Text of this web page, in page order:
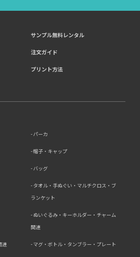
サンプル無料レンタル
注文ガイド
プリント方法
パーカ
帽子・キャップ
バッグ
タオル・手ぬぐい・マルチクロス・ブ
ランケット
ぬいぐるみ・キーホルダー・チャーム
関連
連 マグ・ボトル・タンブラー・プレート